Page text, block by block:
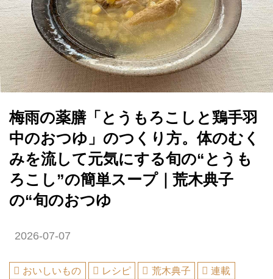
梅雨の薬膳「とうもろこしと鶏手羽
中のおつゆ」のつくり方。体のむく
みを流して元気にする旬の“とうも
ろこし”の簡単スープ｜荒木典子
の“旬のおつゆ
2026-07-07
おいしいもの レシピ 荒木典子
連載